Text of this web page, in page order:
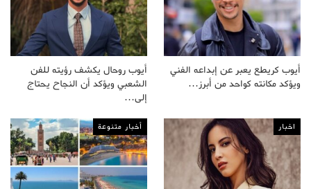
أيوب كريطع يعبر عن إبداعه الفني
ويؤكد مكانته كواحد من أبرز…
أيوب روحال يكشف رؤيته للفن
الشعبي ويؤكد أن النجاح يحتاج
إلى…
اخبار أخبار متنوعة